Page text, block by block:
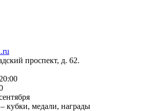
проспект, д. 62.
кубки, медали, награды